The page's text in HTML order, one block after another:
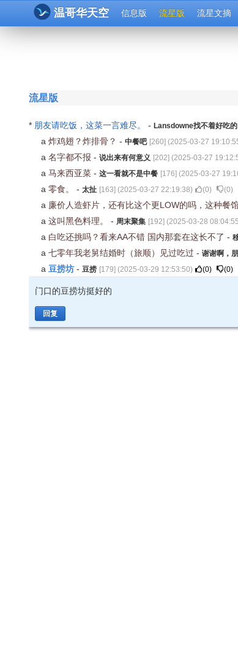
温哥华天空 信息版 流星版 流星文摘
流星版
* 朋友请吃饭，这菜一言难尽。 - Lansdowne找不着好吃的
a 炸鸡翅？炸排骨？ - 中餐吧 [260] (2025-03-27
a 名字都不报 - 说出来有何意义 [202] (2025-03-27
a 马来西亚菜 - 这一看就不是中餐 [176] (2025-03-27
a 零食。 - 太扯 [163] (2025-03-27 22:19:38) (0) (0)
a 廉价人造虾片，还有比这个更LOW的吗，这种餐
a 这叫黑色料理。 - 周末聚集 [192] (2025-03-28 08:04:55
a 白吃还挑吗？看来AA不错 国内那套在这长不了 -
a 七零年我老舅结婚时（旅顺）见过吃过 - 谢谢啊，
a 豆捞坊 - 豆捞 [179] (2025-03-29 12:53:50) (0) (0)
门口的豆捞坊挺好的
回复